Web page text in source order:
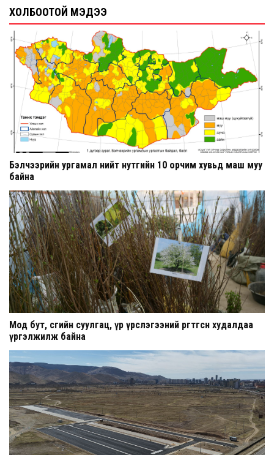
ХОЛБООТОЙ МЭДЭЭ
Бэлчээрийн ургамал нийт нутгийн 10 орчим хувьд маш муу
байна
Мод бут, сөөгийн суулгац, үр үрслэгээний өргөтгөсөн худалдаа
үргэлжилж байна